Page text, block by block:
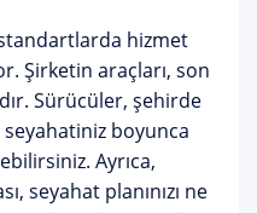
hizmet
Şirketin araçları, son
Sürücüler, şehirde
boyunca
Ayrıca,
seyahat planınızı ne